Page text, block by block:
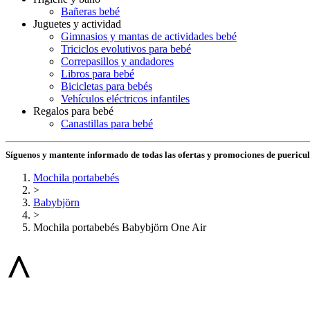
Bañeras bebé
Juguetes y actividad
Gimnasios y mantas de actividades bebé
Triciclos evolutivos para bebé
Correpasillos y andadores
Libros para bebé
Bicicletas para bebés
Vehículos eléctricos infantiles
Regalos para bebé
Canastillas para bebé
Síguenos y mantente informado de todas las ofertas y promociones de
Mochila portabebés
>
Babybjörn
>
Mochila portabebés Babybjörn One Air
^